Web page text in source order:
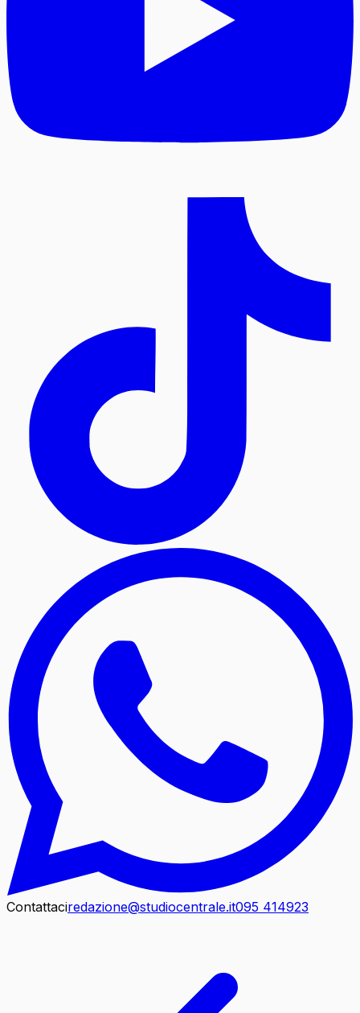
Contattaciredazione@studiocentrale.it095 414923